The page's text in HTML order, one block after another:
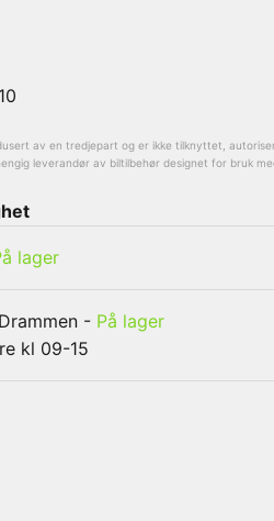
av en tredjepart og er ikke tilknyttet,
leverandør av biltilbehør designet for bruk
lager
- På lager
kl 09-15